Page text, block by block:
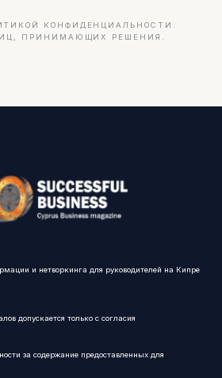
КОНФИДЕНЦИАЛЬНОСТИ.
ПРИНИМАЮЩИХ РЕШЕНИЯ.
и нетворкинга для руководителей на Кипре
допускается только с согласия
за содержание предоставленных для